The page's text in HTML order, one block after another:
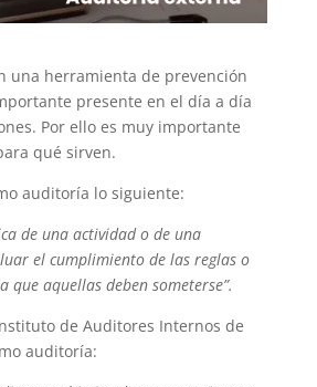
una herramienta de prevención
presente en el día a día
Por ello es muy importante
qué sirven.
auditoría lo siguiente:
de una actividad o de una
el cumplimiento de las reglas o
que aquellas deben someterse”.
de Auditores Internos de
auditoría: